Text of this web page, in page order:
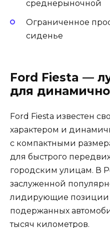
среднерыночной
Ограниченное
сиденье
Ford Fiesta —
для
Ford Fiesta известен
характером и
с компактными
для быстрого
городским улицам. В
заслуженной
лидирующие позиции
подержанных
тысяч километров.